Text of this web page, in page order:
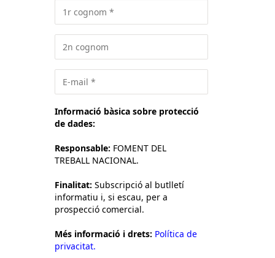
Informació bàsica sobre protecció
de dades:
Responsable: FOMENT DEL
TREBALL NACIONAL.
Finalitat: Subscripció al butlletí
informatiu i, si escau, per a
prospecció comercial.
Més informació i drets: Política de
privacitat.